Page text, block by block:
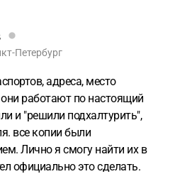
Петербург
адреса, место
работают по настоящий
и "решили подхалтурить",
все копии были
Лично я смогу найти их в
официально это сделать.